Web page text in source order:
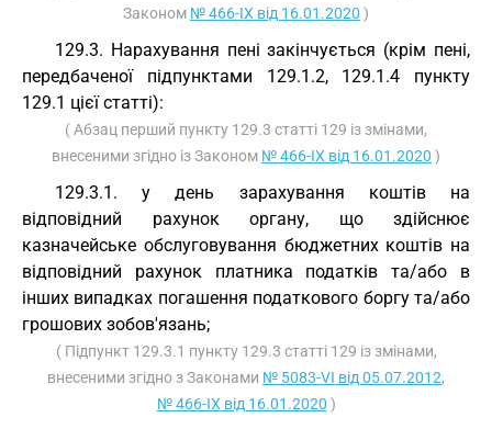
Законом № 466-IX від 16.01.2020 )
129.3. Нарахування пені закінчується (крім пені,
передбаченої підпунктами 129.1.2, 129.1.4 пункту
129.1 цієї статті):
( Абзац перший пункту 129.3 статті 129 із змінами,
внесеними згідно із Законом № 466-IX від 16.01.2020 )
129.3.1. у день зарахування коштів на
відповідний рахунок органу, що здійснює
казначейське обслуговування бюджетних коштів на
відповідний рахунок платника податків та/або в
інших випадках погашення податкового боргу та/або
грошових зобов'язань;
( Підпункт 129.3.1 пункту 129.3 статті 129 із змінами,
внесеними згідно з Законами № 5083-VI від 05.07.2012,
№ 466-IX від 16.01.2020 )